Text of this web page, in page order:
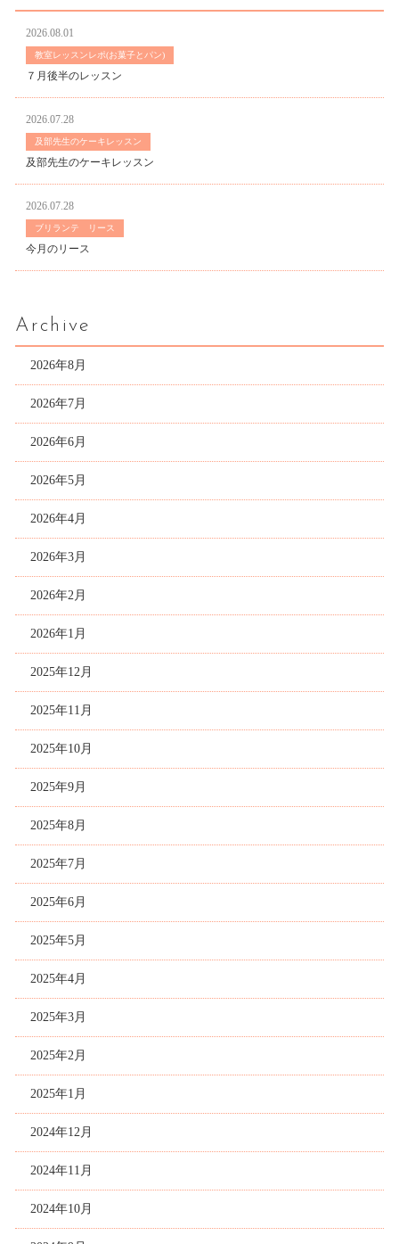
2026.08.01
教室レッスンレポ(お菓子とパン)
７月後半のレッスン
2026.07.28
及部先生のケーキレッスン
及部先生のケーキレッスン
2026.07.28
ブリランテ リース
今月のリース
Archive
2026年8月
2026年7月
2026年6月
2026年5月
2026年4月
2026年3月
2026年2月
2026年1月
2025年12月
2025年11月
2025年10月
2025年9月
2025年8月
2025年7月
2025年6月
2025年5月
2025年4月
2025年3月
2025年2月
2025年1月
2024年12月
2024年11月
2024年10月